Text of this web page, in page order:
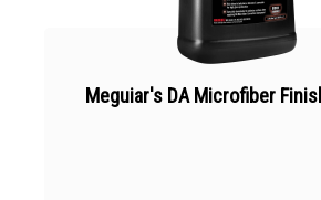
Meguiar's DA Microfiber